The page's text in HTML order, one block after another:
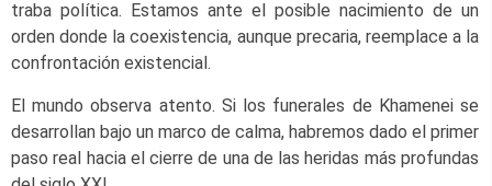
traba política. Estamos ante el posible nacimiento de un
orden donde la coexistencia, aunque precaria, reemplace a la
confrontación existencial.
El mundo observa atento. Si los funerales de Khamenei se
desarrollan bajo un marco de calma, habremos dado el primer
paso real hacia el cierre de una de las heridas más profundas